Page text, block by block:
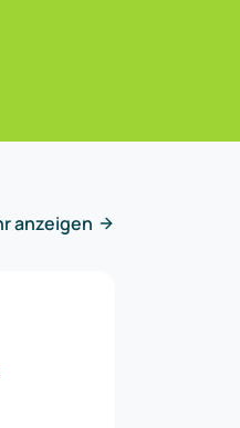
anzeigen